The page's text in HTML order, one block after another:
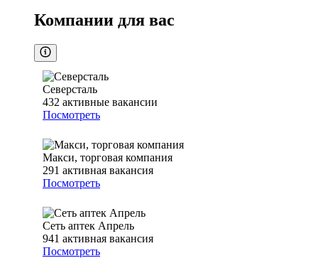
Компании для вас
Северсталь
432 активные вакансии
Посмотреть
Макси, торговая компания
291 активная вакансия
Посмотреть
Сеть аптек Апрель
941 активная вакансия
Посмотреть